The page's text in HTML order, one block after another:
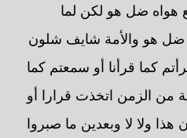
هواه ضل هو لكن لما
ضل هو والأمة شايف شلون
كما قرأنا أو سمعتم كما
من الزمن اتخذت قرارا أو
هذا ولا لا وبعدين ما صبروا